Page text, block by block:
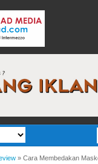
» Cara Membedakan